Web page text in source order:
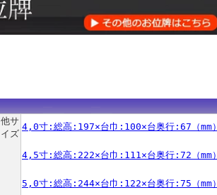
他サ
イズ
4,0寸:総高:197×台巾:100×台奥行:67（mm）
4,5寸:総高:222×台巾:111×台奥行:72（mm）
5,0寸:総高:244×台巾:122×台奥行:75（mm）